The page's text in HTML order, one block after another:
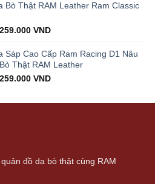
Bò Thật RAM Leather Ram Classic
259.000 VND
Sáp Cao Cấp Ram Racing D1 Nâu
Thật RAM Leather
259.000 VND
đồ da bò thật cùng RAM